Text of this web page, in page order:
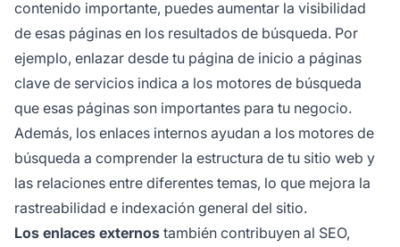
contenido importante, puedes aumentar la visibilidad
de esas páginas en los resultados de búsqueda. Por
ejemplo, enlazar desde tu página de inicio a páginas
clave de servicios indica a los motores de búsqueda
que esas páginas son importantes para tu negocio.
Además, los enlaces internos ayudan a los motores de
búsqueda a comprender la estructura de tu sitio web y
las relaciones entre diferentes temas, lo que mejora la
rastreabilidad e indexación general del sitio.
Los enlaces externos también contribuyen al SEO,